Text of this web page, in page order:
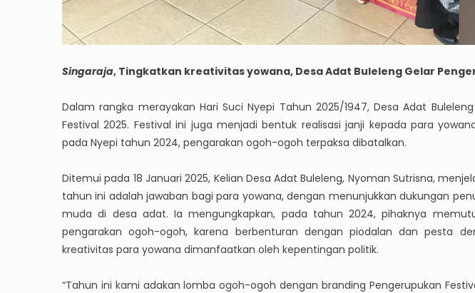
Singaraja, Tingkatkan kreativitas yowana, Desa Adat Buleleng Gelar
Dalam rangka merayakan Hari Suci Nyepi Tahun 2025/1947, Desa Adat
Festival 2025. Festival ini juga menjadi bentuk realisasi janji kepada para
pada Nyepi tahun 2024, pengarakan ogoh-ogoh terpaksa dibatalkan.
Ditemui pada 18 Januari 2025, Kelian Desa Adat Buleleng, Nyoman Sutrisna,
tahun ini adalah jawaban bagi para yowana, dengan menunjukkan dukungan
muda di desa adat. Ia mengungkapkan, pada tahun 2024, pihaknya
pengarakan ogoh-ogoh, karena berbenturan dengan piodalan dan pesta
kreativitas para yowana dimanfaatkan oleh kepentingan politik.
“Tahun ini kami adakan lomba ogoh-ogoh dengan branding Pengerupukan